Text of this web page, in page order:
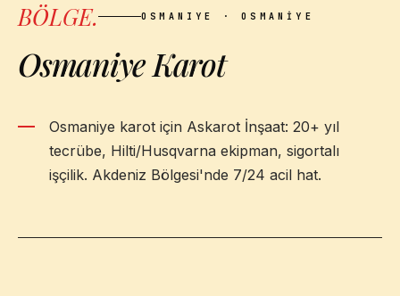
BÖLGE. OSMANIYE · OSMANIYE
Osmaniye Karot
Osmaniye karot için Askarot İnşaat: 20+ yıl
tecrübe, Hilti/Husqvarna ekipman, sigortalı
işçilik. Akdeniz Bölgesi'nde 7/24 acil hat.